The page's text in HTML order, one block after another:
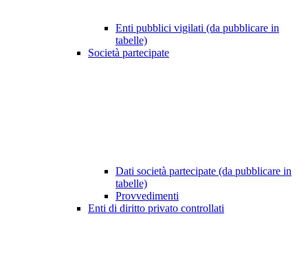
Enti pubblici vigilati (da pubblicare in
tabelle)
Società partecipate
Dati società partecipate (da pubblicare in
tabelle)
Provvedimenti
Enti di diritto privato controllati